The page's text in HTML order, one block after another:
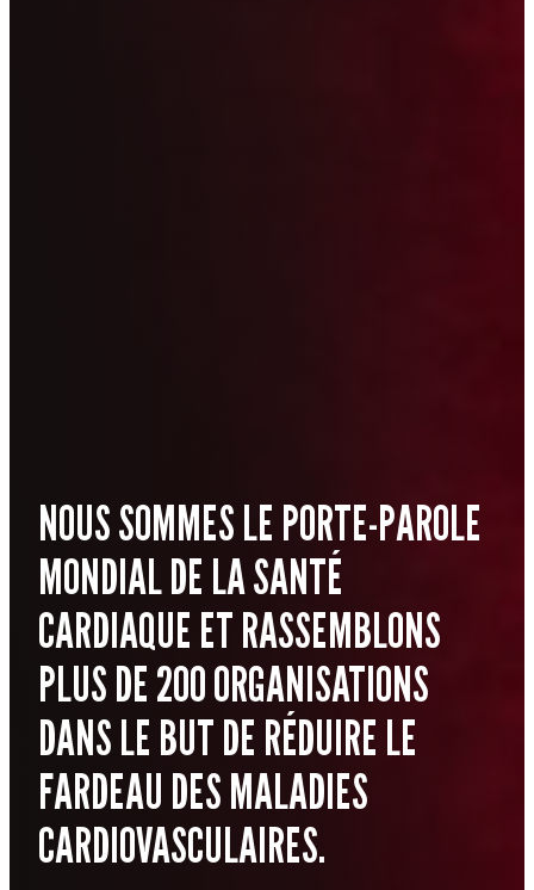
NOUS SOMMES LE PORTE-PAROLE
MONDIAL DE LA SANTÉ
CARDIAQUE ET RASSEMBLONS
PLUS DE 200 ORGANISATIONS
DANS LE BUT DE RÉDUIRE LE
FARDEAU DES MALADIES
CARDIOVASCULAIRES.